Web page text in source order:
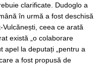
clarificate. Dudoglo a
în urmă a fost deschisă
ceea ce arată
există „o colaborare
apel la deputați „pentru a
a fost propusă de